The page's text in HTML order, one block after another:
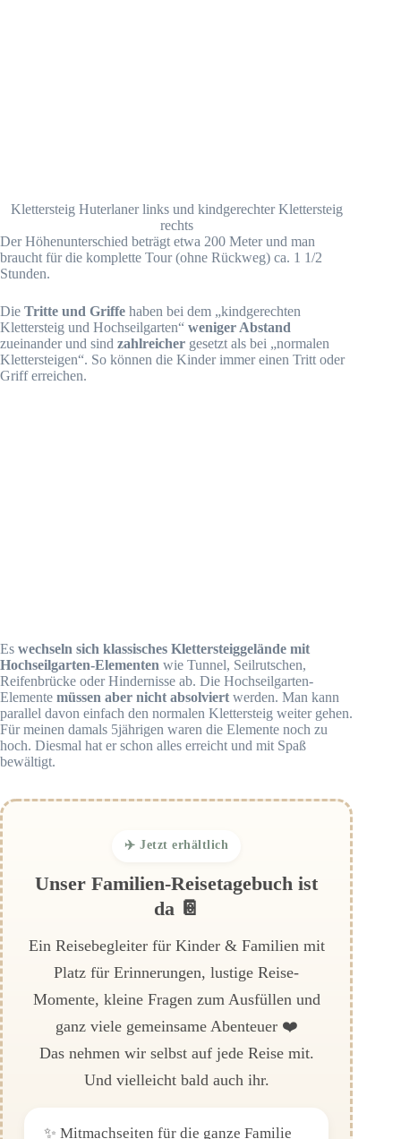
Klettersteig Huterlaner links und kindgerechter Klettersteig
rechts
Der Höhenunterschied beträgt etwa 200 Meter und man
braucht für die komplette Tour (ohne Rückweg) ca. 1 1/2
Stunden.
Die Tritte und Griffe haben bei dem „kindgerechten
Klettersteig und Hochseilgarten“ weniger Abstand
zueinander und sind zahlreicher gesetzt als bei „normalen
Klettersteigen“. So können die Kinder immer einen Tritt oder
Griff erreichen.
Es wechseln sich klassisches Klettersteiggelände mit
Hochseilgarten-Elementen wie Tunnel, Seilrutschen,
Reifenbrücke oder Hindernisse ab. Die Hochseilgarten-
Elemente müssen aber nicht absolviert werden. Man kann
parallel davon einfach den normalen Klettersteig weiter gehen.
Für meinen damals 5jährigen waren die Elemente noch zu
hoch. Diesmal hat er schon alles erreicht und mit Spaß
bewältigt.
✈️ Jetzt erhältlich
Unser Familien-Reisetagebuch ist
da 📔
Ein Reisebegleiter für Kinder & Familien mit
Platz für Erinnerungen, lustige Reise-
Momente, kleine Fragen zum Ausfüllen und
ganz viele gemeinsame Abenteuer ❤️
Das nehmen wir selbst auf jede Reise mit.
Und vielleicht bald auch ihr.
✨ Mitmachseiten für die ganze Familie